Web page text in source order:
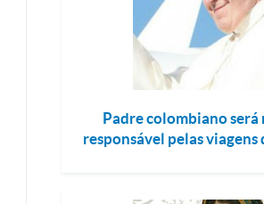
Padre colombiano será
responsável pelas viagens